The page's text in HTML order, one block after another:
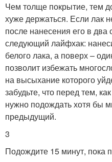
Чем толще покрытие, тем
хуже держаться. Если лак
после нанесения его в два
следующий лайфхак:
белого лака, а поверх –
позволит избежать
на высыхание которого
забудьте, что перед тем,
нужно подождать хотя бы
предыдущий.
3
Подождите 15 минут, пока